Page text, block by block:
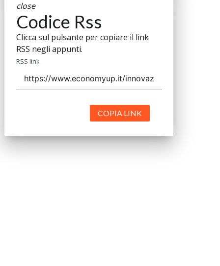
close
Codice Rss
Clicca sul pulsante per copiare il link
RSS negli appunti.
RSS link
COPIA LINK